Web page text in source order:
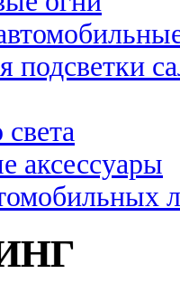
подсветки
аксессуары